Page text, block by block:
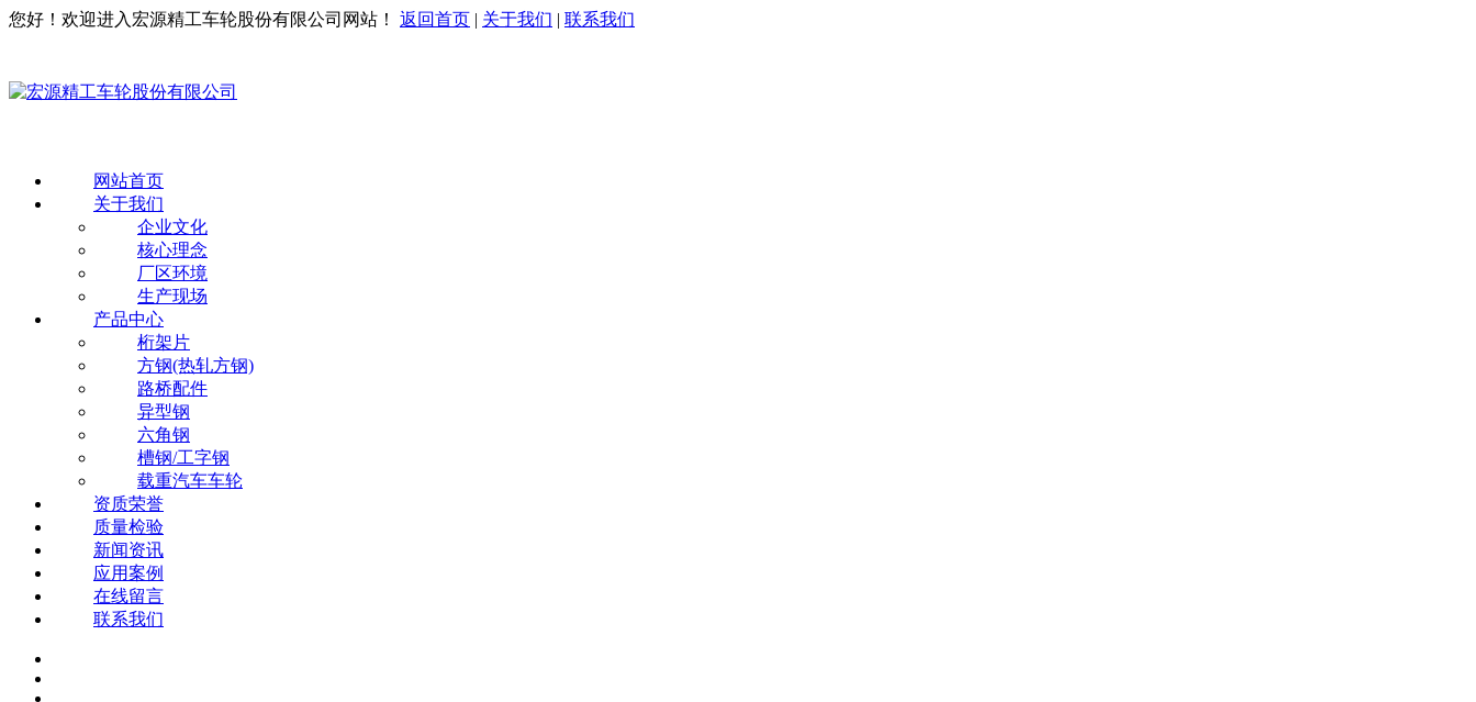
您好！欢迎进入宏源精工车轮股份有限公司网站！ 返回首页 | 关于我们 | 联系我们
网站首页
关于我们
企业文化
核心理念
厂区环境
生产现场
产品中心
桁架片
方钢(热轧方钢)
路桥配件
异型钢
六角钢
槽钢/工字钢
载重汽车车轮
资质荣誉
质量检验
新闻资讯
应用案例
在线留言
联系我们